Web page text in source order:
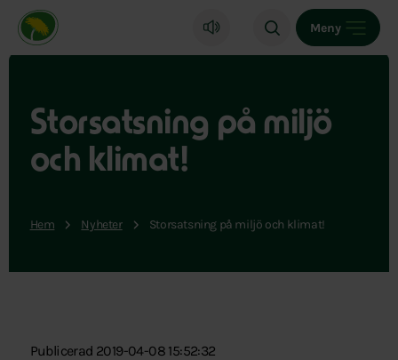
Miljöpartiet de gröna, startsida
Meny
Storsatsning på miljö
och klimat!
Hem Nyheter Storsatsning på miljö och klimat!
Publicerad 2019-04-08 15:52:32